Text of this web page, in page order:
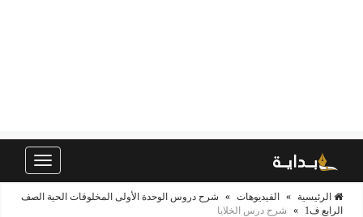
Toggle
الرئيسية » الفيديوهات »
شرح دروس الوحدة الأولى المخلوقات الحية الصف
الرابع ف1
» شرح درس الخلايا